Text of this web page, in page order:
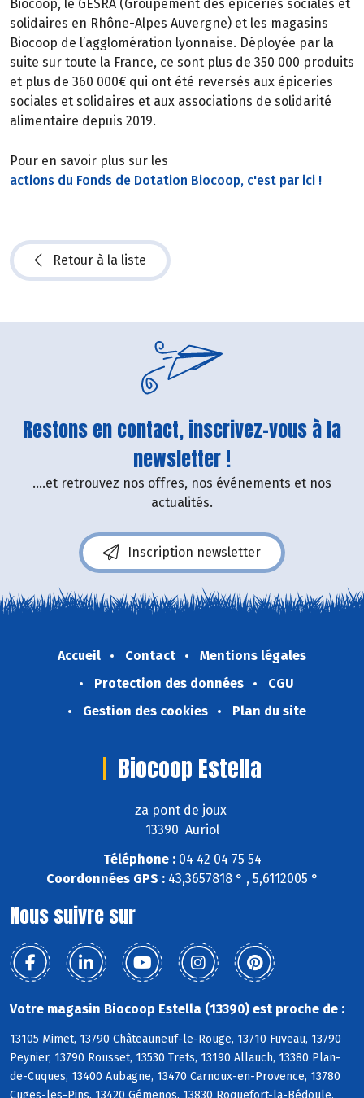
Biocoop, le GESRA (Groupement des épiceries sociales et
solidaires en Rhône-Alpes Auvergne) et les magasins
Biocoop de l’agglomération lyonnaise. Déployée par la
suite sur toute la France, ce sont plus de 350 000 produits
et plus de 360 000€ qui ont été reversés aux épiceries
sociales et solidaires et aux associations de solidarité
alimentaire depuis 2019.
Pour en savoir plus sur les
actions du Fonds de Dotation Biocoop, c'est par ici !
Retour à la liste
Restons en contact, inscrivez-vous à la
newsletter !
....et retrouvez nos offres, nos événements et nos
actualités.
Inscription newsletter
Accueil Contact
Mentions légales
Protection des données
CGU
Gestion des cookies
Plan du site
Biocoop Estella
za pont de joux
13390 Auriol
Téléphone :04 42 04 75 54
Coordonnées GPS :43,3657818 ° , 5,6112005 °
Nous suivre sur
Votre magasin Biocoop Estella (13390) est proche de :
13105 Mimet, 13790 Châteauneuf-le-Rouge, 13710 Fuveau, 13790
Peynier, 13790 Rousset, 13530 Trets, 13190 Allauch, 13380 Plan-
de-Cuques, 13400 Aubagne, 13470 Carnoux-en-Provence, 13780